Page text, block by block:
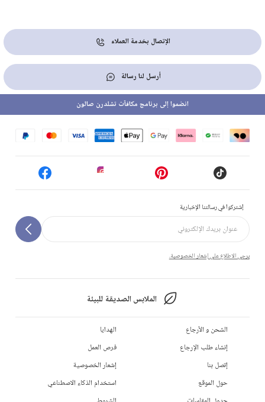
الإتصال بخدمة العملاء
أرسل لنا رسالة
إشتركوا في رسالتنا الإخبارية
يرجى الاطلاع على إشعار الخصوصية.
الملابس الصديقة للبيئة
انضموا إلى برنامج مكافآت تشلدرن صالون
الشحن و الأرجاع
إنشاء طلب الإرجاع
إتصل بنا
حول الموقع
الهدايا
فرص العمل
إشعار الخصوصية
استخدام الذكاء الاصطناعي